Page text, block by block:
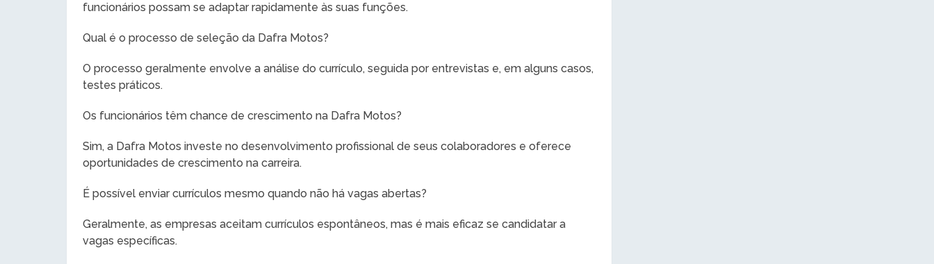
funcionários possam se adaptar rapidamente às suas funções.
Qual é o processo de seleção da Dafra Motos?
O processo geralmente envolve a análise do currículo, seguida por entrevistas e, em alguns casos,
testes práticos.
Os funcionários têm chance de crescimento na Dafra Motos?
Sim, a Dafra Motos investe no desenvolvimento profissional de seus colaboradores e oferece
oportunidades de crescimento na carreira.
É possível enviar currículos mesmo quando não há vagas abertas?
Geralmente, as empresas aceitam currículos espontâneos, mas é mais eficaz se candidatar a
vagas específicas.